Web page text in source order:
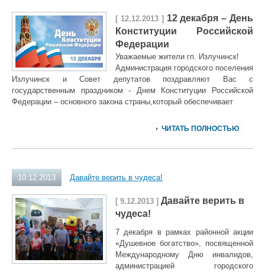
[ 12.12.2013 ] 12 декабря – День
Конституции Российской
Федерации
Уважаемые жители гп. Излучинск!
Администрация городского поселения
Излучинск и Совет депутатов поздравляют Вас с
государственным праздником - Днем Конституции Российской
Федерации – основного закона страны,который обеспечивает
ЧИТАТЬ ПОЛНОСТЬЮ
10.12.2013 Давайте верить в чудеса!
[ 9.12.2013 ] Давайте верить в
чудеса!
7 декабря в рамках районной акции
«Душевное богатство», посвященной
Международному Дню инвалидов,
администрацией городского